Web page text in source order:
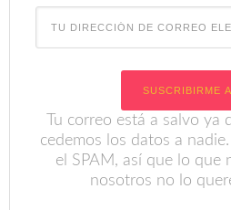
Tu correo está a salvo ya
cedemos los datos a
el SPAM, así que lo que
nosotros no lo